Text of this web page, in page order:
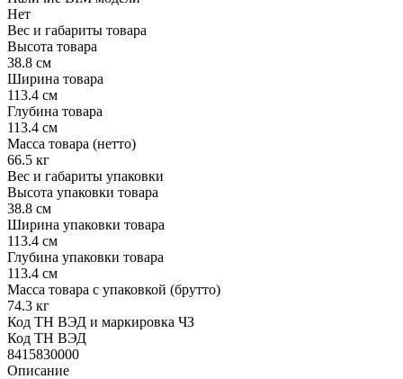
Нет
Вес и габариты товара
Высота товара
38.8 см
Ширина товара
113.4 см
Глубина товара
113.4 см
Масса товара (нетто)
66.5 кг
Вес и габариты упаковки
Высота упаковки товара
38.8 см
Ширина упаковки товара
113.4 см
Глубина упаковки товара
113.4 см
Масса товара с упаковкой (брутто)
74.3 кг
Код ТН ВЭД и маркировка ЧЗ
Код ТН ВЭД
8415830000
Описание